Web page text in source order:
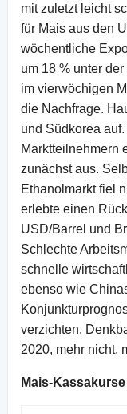
mit zuletzt leicht
für Mais aus den
wöchentliche
um 18 % unter
im vierwöchigen
die Nachfrage.
und Südkorea
Marktteilnehmern
zunächst aus.
Ethanolmarkt fiel
erlebte einen
USD/Barrel und
Schlechte
schnelle
ebenso wie
verzichten.
2020, mehr nicht,
Mais-